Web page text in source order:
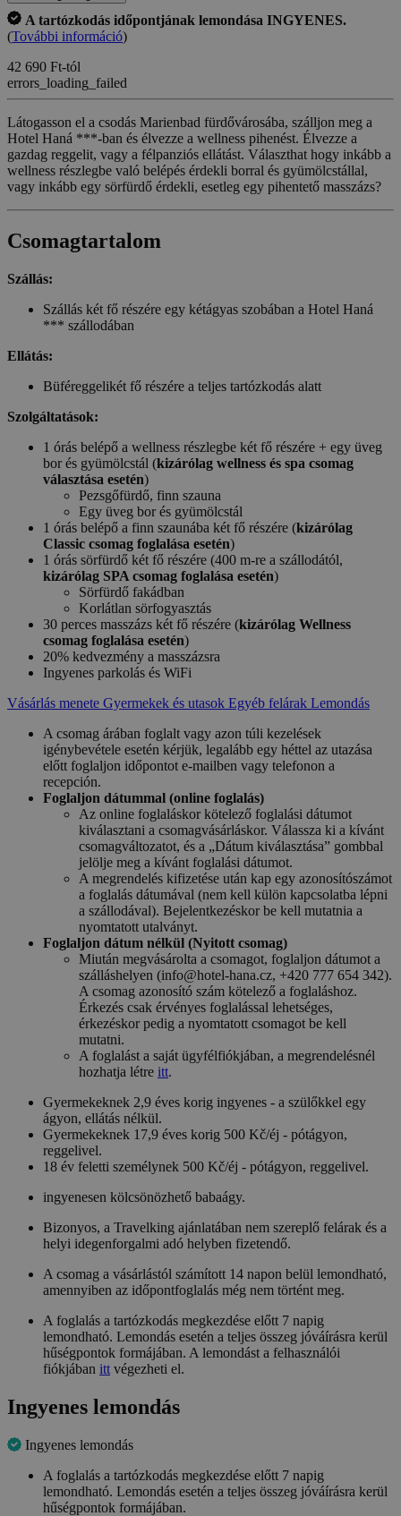
A tartózkodás időpontjának lemondása INGYENES.
(További információ)
42 690 Ft-tól
errors_loading_failed
Látogasson el a csodás Marienbad fürdővárosába, szálljon meg a
Hotel Haná ***-ban és élvezze a wellness pihenést. Élvezze a
gazdag reggelit, vagy a félpanziós ellátást. Választhat hogy inkább a
wellness részlegbe való belépés érdekli borral és gyümölcstállal,
vagy inkább egy sörfürdő érdekli, esetleg egy pihentető masszázs?
Csomagtartalom
Szállás:
Szállás két fő részére egy kétágyas szobában a Hotel Haná
*** szállodában
Ellátás:
Büféreggelikét fő részére a teljes tartózkodás alatt
Szolgáltatások:
1 órás belépő a wellness részlegbe két fő részére + egy üveg
bor és gyümölcstál (kizárólag wellness és spa csomag
választása esetén)
Pezsgőfürdő, finn szauna
Egy üveg bor és gyümölcstál
1 órás belépő a finn szaunába két fő részére (kizárólag
Classic csomag foglalása esetén)
1 órás sörfürdő két fő részére (400 m-re a szállodától,
kizárólag SPA csomag foglalása esetén)
Sörfürdő fakádban
Korlátlan sörfogyasztás
30 perces masszázs két fő részére (kizárólag Wellness
csomag foglalása esetén)
20% kedvezmény a masszázsra
Ingyenes parkolás és WiFi
Vásárlás menete Gyermekek és utasok Egyéb felárak Lemondás
A csomag árában foglalt vagy azon túli kezelések
igénybevétele esetén kérjük, legalább egy héttel az utazása
előtt foglaljon időpontot e-mailben vagy telefonon a
recepción.
Foglaljon dátummal (online foglalás)
Az online foglaláskor kötelező foglalási dátumot
kiválasztani a csomagvásárláskor. Válassza ki a kívánt
csomagváltozatot, és a „Dátum kiválasztása” gombbal
jelölje meg a kívánt foglalási dátumot.
A megrendelés kifizetése után kap egy azonosítószámot
a foglalás dátumával (nem kell külön kapcsolatba lépni
a szállodával). Bejelentkezéskor be kell mutatnia a
nyomtatott utalványt.
Foglaljon dátum nélkül (Nyitott csomag)
Miután megvásárolta a csomagot, foglaljon dátumot a
szálláshelyen (info@hotel-hana.cz, +420 777 654 342).
A csomag azonosító szám kötelező a foglaláshoz.
Érkezés csak érvényes foglalással lehetséges,
érkezéskor pedig a nyomtatott csomagot be kell
mutatni.
A foglalást a saját ügyfélfiókjában, a megrendelésnél
hozhatja létre itt.
Gyermekeknek 2,9 éves korig ingyenes - a szülőkkel egy
ágyon, ellátás nélkül.
Gyermekeknek 17,9 éves korig 500 Kč/éj - pótágyon,
reggelivel.
18 év feletti személynek 500 Kč/éj - pótágyon, reggelivel.
ingyenesen kölcsönözhető babaágy.
Bizonyos, a Travelking ajánlatában nem szereplő felárak és a
helyi idegenforgalmi adó helyben fizetendő.
A csomag a vásárlástól számított 14 napon belül lemondható,
amennyiben az időpontfoglalás még nem történt meg.
A foglalás a tartózkodás megkezdése előtt 7 napig
lemondható. Lemondás esetén a teljes összeg jóváírásra kerül
hűségpontok formájában. A lemondást a felhasználói
fiókjában itt végezheti el.
Ingyenes lemondás
Ingyenes lemondás
A foglalás a tartózkodás megkezdése előtt 7 napig
lemondható. Lemondás esetén a teljes összeg jóváírásra kerül
hűségpontok formájában.